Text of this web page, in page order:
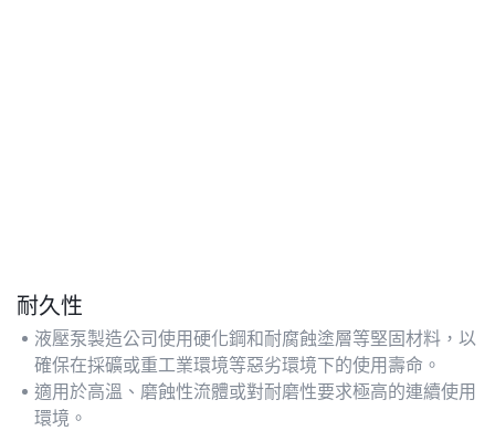
耐久性
液壓泵製造公司使用硬化鋼和耐腐蝕塗層等堅固材料，以
確保在採礦或重工業環境等惡劣環境下的使用壽命。
適用於高溫、磨蝕性流體或對耐磨性要求極高的連續使用
環境。